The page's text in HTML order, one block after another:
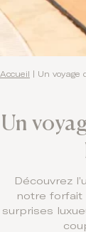
Accueil Un voyage
Un
Découvrez
notre forfait
surprises